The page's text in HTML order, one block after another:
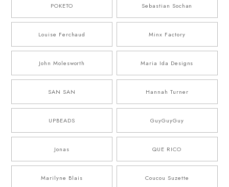
POKETO Sebastian Sochan
Louise Ferchaud Minx Factory
John Molesworth Maria Ida Designs
SAN SAN Hannah Turner
UPBEADS GuyGuyGuy
Jonas QUE RICO
Marilyne Blais Coucou Suzette